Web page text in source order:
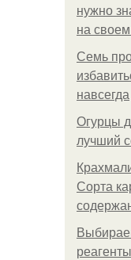
нужно
на
Семь
навсегда
Огурцы
лучший
Сорта